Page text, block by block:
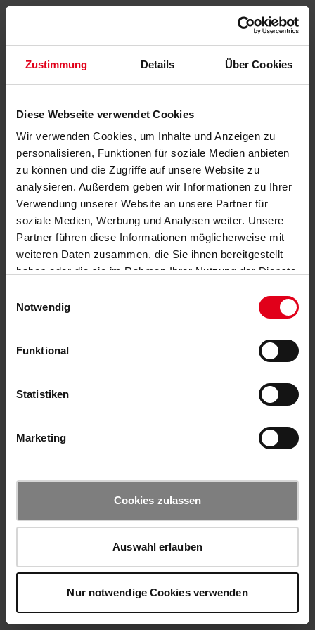
Zustimmung Details Über Cookies
Diese Webseite verwendet Cookies
Wir verwenden Cookies, um Inhalte und Anzeigen zu
personalisieren, Funktionen für soziale Medien anbieten
zu können und die Zugriffe auf unsere Website zu
analysieren. Außerdem geben wir Informationen zu Ihrer
Verwendung unserer Website an unsere Partner für
soziale Medien, Werbung und Analysen weiter. Unsere
Partner führen diese Informationen möglicherweise mit
weiteren Daten zusammen, die Sie ihnen bereitgestellt
haben oder die sie im Rahmen Ihrer Nutzung der Dienste
Notwendig
Funktional
Statistiken
Marketing
Cookies zulassen
Auswahl erlauben
Nur notwendige Cookies verwenden